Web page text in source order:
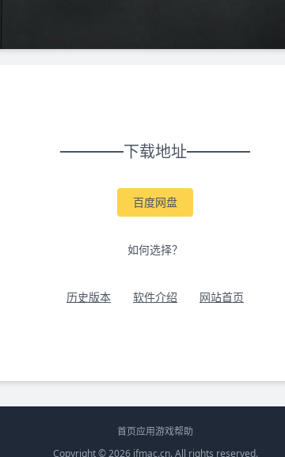
下载地址
百度网盘
如何选择？
历史版本 软件介绍 网站首页
首页应用游戏帮助
Copyright © 2026 ifmac.cn. All rights reserved.